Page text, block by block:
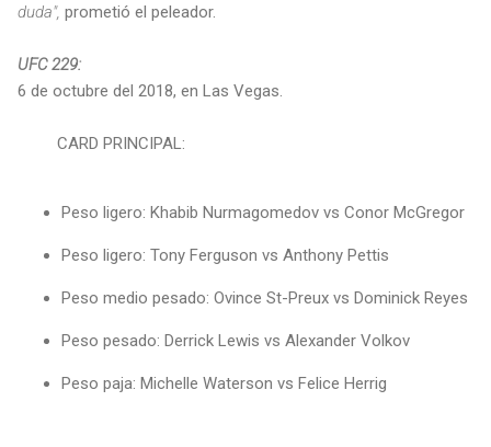
duda", prometió el peleador.
UFC 229:
6 de octubre del 2018, en Las Vegas.
CARD PRINCIPAL:
Peso ligero: Khabib Nurmagomedov vs Conor McGregor
Peso ligero: Tony Ferguson vs Anthony Pettis
Peso medio pesado: Ovince St-Preux vs Dominick Reyes
Peso pesado: Derrick Lewis vs Alexander Volkov
Peso paja: Michelle Waterson vs Felice Herrig